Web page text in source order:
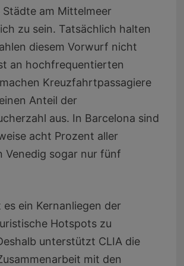
Städte am Mittelmeer
zu sein. Tatsächlich halten
diesem Vorwurf nicht
an hochfrequentierten
Kreuzfahrtpassagiere
Anteil der
aus. In Barcelona sind
acht Prozent aller
Venedig sogar nur fünf
ein Kernanliegen der
Hotspots zu
unterstützt CLIA die
mit den